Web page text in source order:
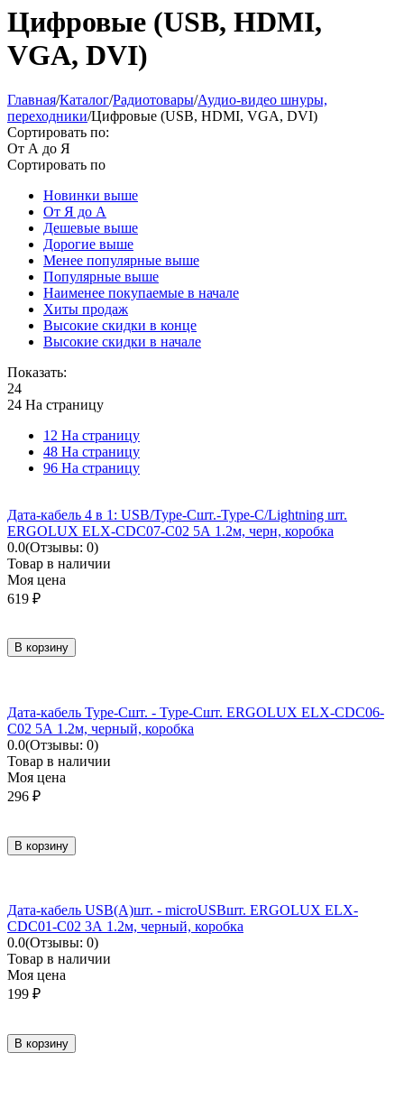
Цифровые (USB, HDMI,
VGA, DVI)
Главная/Каталог/Радиотовары/Аудио-видео шнуры,
переходники/Цифровые (USB, HDMI, VGA, DVI)
Сортировать по:
От А до Я
Сортировать по
Новинки выше
От Я до А
Дешевые выше
Дорогие выше
Менее популярные выше
Популярные выше
Наименее покупаемые в начале
Хиты продаж
Высокие скидки в конце
Высокие скидки в начале
Показать:
24
24 На страницу
12 На страницу
48 На страницу
96 На страницу
Дата-кабель 4 в 1: USB/Type-Cшт.-Type-C/Lightning шт.
ERGOLUX ELX-CDC07-C02 5А 1.2м, черн, коробка
0.0(Отзывы: 0)
Товар в наличии
Моя цена
619 ₽
В корзину
Дата-кабель Type-Cшт. - Type-Cшт. ERGOLUX ELX-CDC06-
C02 5А 1.2м, черный, коробка
0.0(Отзывы: 0)
Товар в наличии
Моя цена
296 ₽
В корзину
Дата-кабель USB(A)шт. - microUSBшт. ERGOLUX ELX-
CDC01-C02 3А 1.2м, черный, коробка
0.0(Отзывы: 0)
Товар в наличии
Моя цена
199 ₽
В корзину